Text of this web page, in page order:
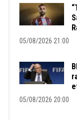
05/08/2026 21:00
05/08/2026 20:00